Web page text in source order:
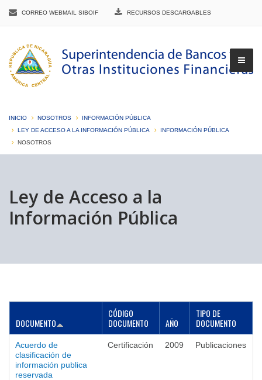
CORREO WEBMAIL SIBOIF RECURSOS DESCARGABLES
INICIO NOSOTROS
INFORMACIÓN PÚBLICA
LEY DE ACCESO A LA INFORMACIÓN PÚBLICA
INFORMACIÓN PÚBLICA
NOSOTROS
Ley de Acceso a la
Información Pública
DOCUMENTO
CÓDIGO
DOCUMENTO
AÑO
TIPO DE
DOCUMENTO
Acuerdo de
clasificación de
información publica
reservada
Certificación 2009 Publicaciones